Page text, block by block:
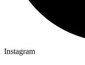
Instagram